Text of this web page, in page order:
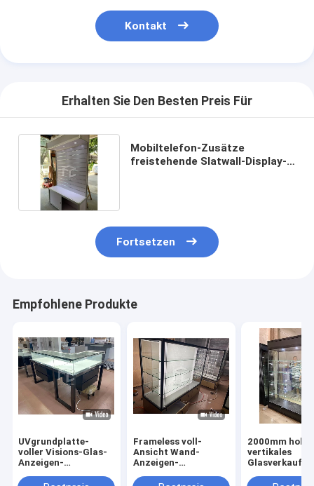
Kontakt
Erhalten Sie Den Besten Preis Für
Mobiltelefon-Zusätze
freistehende Slatwall-Display-
Fortsetzen
Empfohlene Produkte
UVgrundplatte-
voller Visions-Glas-
Anzeigen-
LED-Beleuchtung
Frameless voll-
Ansicht Wand-
Anzeigen-
Glasschrank-
2000mm
vertikales